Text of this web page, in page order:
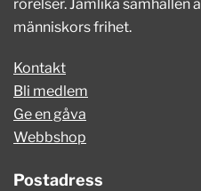
rörelser. Jämlika samhällen
människors frihet.
Kontakt
Bli medlem
Ge en gåva
Webbshop
Postadress